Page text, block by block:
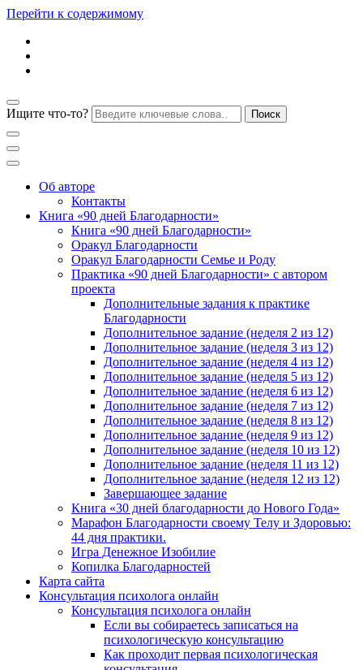
Перейти к содержимому
Ищите что-то?
Практическая
психология для
женщин
Об авторе
Контакты
Книга «90 дней Благодарности»
Книга «90 дней Благодарности»
Оракул Благодарности
Оракул Благодарности Семье и Роду
Практика «90 дней Благодарности» с автором
проекта
Дополнительные задания к практике
Благодарности
Дополнительное задание (неделя 2 из 12)
Дополнительное задание (неделя 3 из 12)
Дополнительное задание (неделя 4 из 12)
Дополнительное задание (неделя 5 из 12)
Дополнительное задание (неделя 6 из 12)
Дополнительное задание (неделя 7 из 12)
Дополнительное задание (неделя 8 из 12)
Дополнительное задание (неделя 9 из 12)
Дополнительное задание (неделя 10 из 12)
Дополнительное задание (неделя 11 из 12)
Дополнительное задание (неделя 12 из 12)
Завершающее задание
Книга «30 дней благодарности до Нового Года»
Марафон Благодарности своему Телу и Здоровью:
44 дня практики.
Игра Денежное Изобилие
Копилка Благодарностей
Карта сайта
Консультация психолога онлайн
Консультация психолога онлайн
Если вы собираетесь записаться на
психологическую консультацию
Как проходит первая психологическая